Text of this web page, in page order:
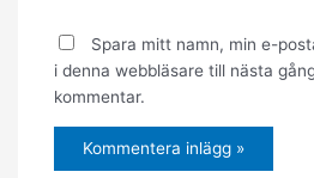
Spara mitt namn, min e-
i denna webbläsare till nästa
kommentar.